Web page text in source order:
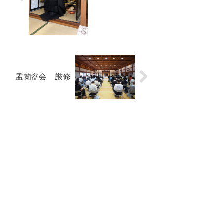
盂蘭盆会 厳修